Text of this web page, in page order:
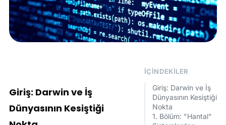
İÇINDEKILER
Giriş: Darwin ve İş
Dünyasının Kesiştiği
Nokta
1. Bölüm: "Hantal"
Giriş: Darwin ve İş
Dünyasının Kesiştiği